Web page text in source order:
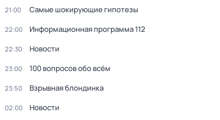
21:00 Самые шoкиpующие гипотезы
22:00 Информационная программа 112
22:30 Новости
23:00 100 вопросов обо всём
23:50 Взрывная блондинка
02:00 Новости